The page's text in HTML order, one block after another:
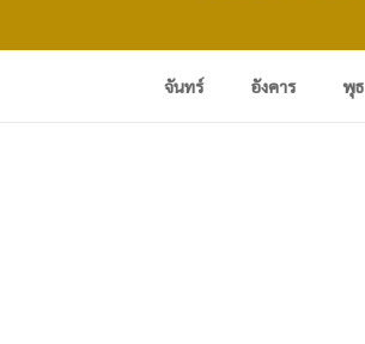
จันทร์ อังคาร พุธ